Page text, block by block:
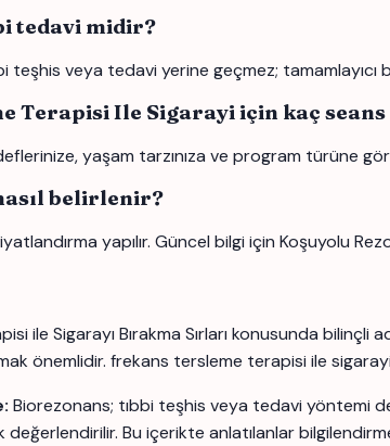
tedavi midir?
teşhis veya tedavi yerine geçmez; tamamlayıcı
Terapisi Ile Sigarayi için kaç
yaşam tarzınıza ve program türüne
belirlenir?
yapılır. Güncel bilgi için Koşuyolu
ile Sigarayı Bırakma Sırları konusunda
önemlidir. frekans tersleme terapisi ile
Biorezonans; tıbbi teşhis veya tedavi yöntemi
değerlendirilir. Bu içerikte anlatılanlar